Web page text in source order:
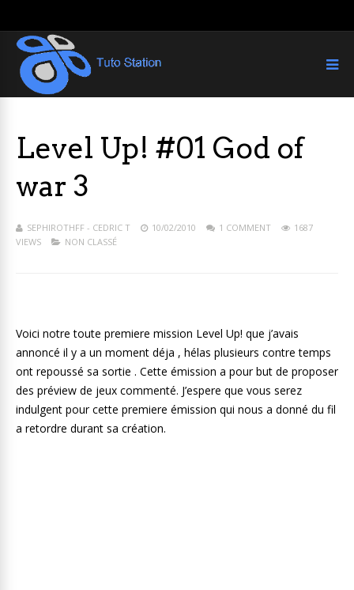
Level Up! #01 God of
war 3
SEPHIROTHFF - CEDRIC T 10/02/2010 1 COMMENT
1687
VIEWS
NON CLASSÉ
Voici notre toute premiere mission Level Up! que j’avais
annoncé il y a un moment déja , hélas plusieurs contre temps
ont repoussé sa sortie . Cette émission a pour but de proposer
des préview de jeux commenté. J’espere que vous serez
indulgent pour cette premiere émission qui nous a donné du fil
a retordre durant sa création.